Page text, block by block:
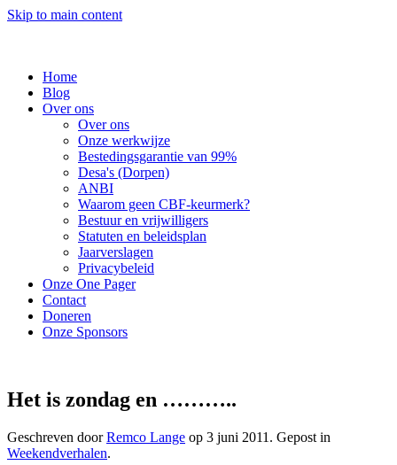
Skip to main content
Home
Blog
Over ons
Over ons
Onze werkwijze
Bestedingsgarantie van 99%
Desa's (Dorpen)
ANBI
Waarom geen CBF-keurmerk?
Bestuur en vrijwilligers
Statuten en beleidsplan
Jaarverslagen
Privacybeleid
Onze One Pager
Contact
Doneren
Onze Sponsors
Het is zondag en ………..
Geschreven doorRemco Lange op 3 juni 2011 . Gepost in
Weekendverhalen.